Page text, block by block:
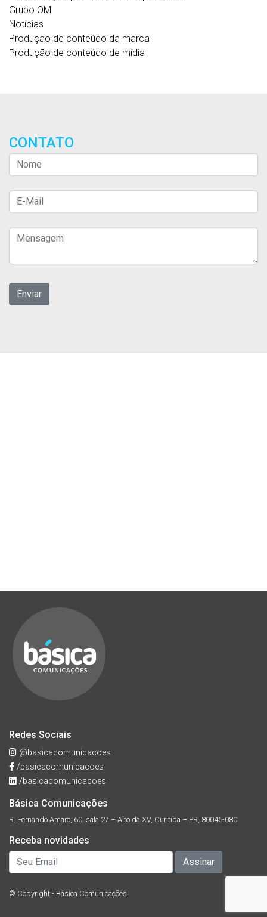
Grupo OM
Notícias
Produção de conteúdo da marca
Produção de conteúdo de mídia
CONTATO
Redes Sociais
@basicacomunicacoes
/basicacomunicacoes
/basicacomunicacoes
Básica Comunicações
R. Fernando Amaro, 60, sala 27 – Alto da XV, Curitiba – PR, 80045-080
Receba novidades
© Copyright - Básica Comunicações